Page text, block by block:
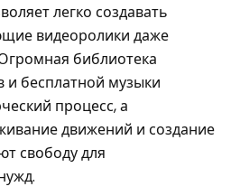
легко создавать
видеоролики даже
библиотека
и бесплатной музыки
процесс, а
движений и создание
свободу для